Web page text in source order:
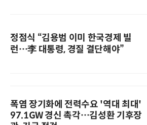
정점식 “김용범 이미 한국경제 빌
런…李 대통령, 경질 결단해야”
폭염 장기화에 전력수요 '역대 최대'
97.1GW 경신 촉각…김성환 기후장